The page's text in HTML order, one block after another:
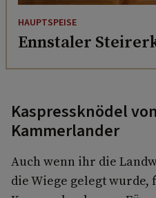
HAUPTSPEISE
Ennstaler
Kaspressknödel
Kammerlander
Auch wenn ihr die
die Wiege gelegt